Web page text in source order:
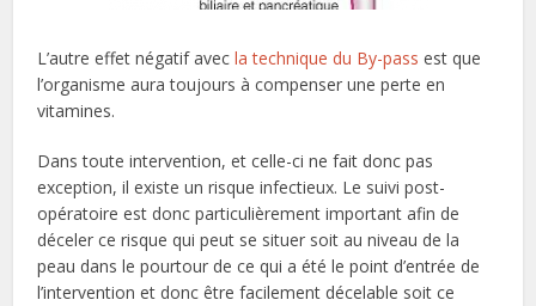
L’autre effet négatif avecla technique du By-pass est que
l’organisme aura toujours à compenser une perte en
vitamines.
Dans toute intervention, et celle-ci ne fait donc pas
exception, il existe un risque infectieux. Le suivi post-
opératoire est donc particulièrement important afin de
déceler ce risque qui peut se situer soit au niveau de la
peau dans le pourtour de ce qui a été le point d’entrée de
l’intervention et donc être facilement décelable soit ce